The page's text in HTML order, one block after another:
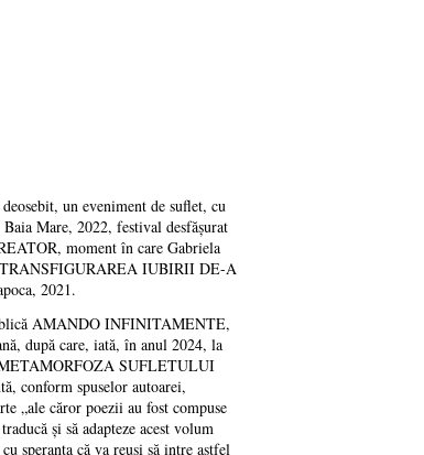
un eveniment de suflet, cu
Mare, 2022, festival desfășurat
moment în care Gabriela
TRANSFIGURAREA IUBIRII DE-A
2021.
AMANDO INFINITAMENTE,
după care, iată, în anul 2024, la
SUFLETULUI
conform spuselor autoarei,
„ale căror poezii au fost compuse
și să adapteze acest volum
speranța că va reuși să intre astfel